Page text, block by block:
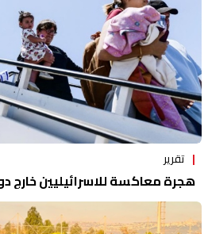
تقرير
هجرة معاكسة للاسرائيليين خارج